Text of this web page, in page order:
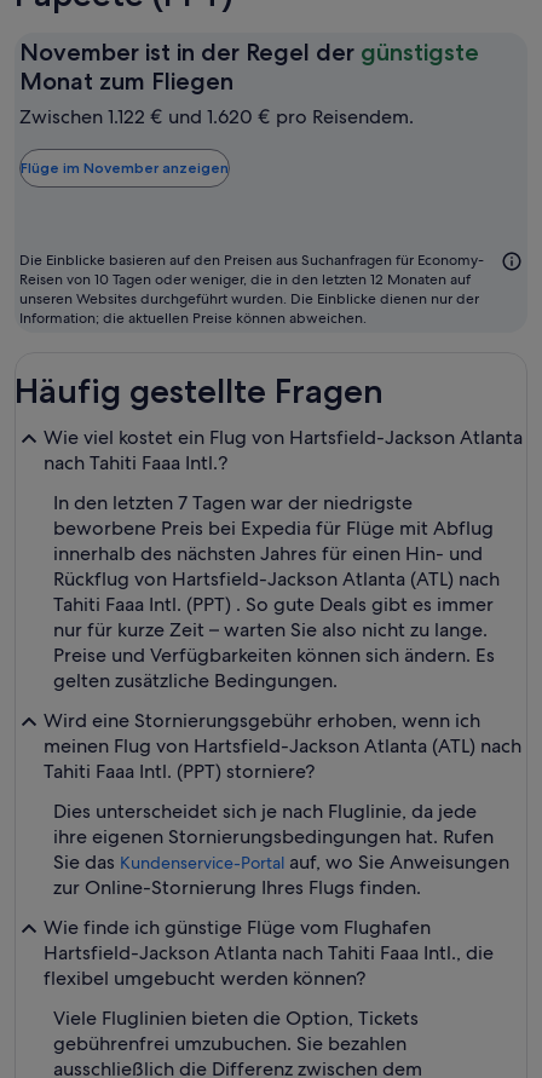
November ist in der Regel der günstigste
Monat zum Fliegen
ist
günstigste
Monat
zum
Zwischen 1.122 € und 1.620 € pro Reisendem.
Flüge im November anzeigen
Die Einblicke basieren auf den Preisen aus Suchanfragen für Economy-
Reisen von 10 Tagen oder weniger, die in den letzten 12 Monaten auf
unseren Websites durchgeführt wurden. Die Einblicke dienen nur der
Information; die aktuellen Preise können abweichen.
Häufig gestellte Fragen
Wie viel kostet ein Flug von Hartsfield-Jackson Atlanta
nach Tahiti Faaa Intl.?
In den letzten 7 Tagen war der niedrigste
beworbene Preis bei Expedia für Flüge mit Abflug
innerhalb des nächsten Jahres für einen Hin- und
Rückflug von Hartsfield-Jackson Atlanta (ATL) nach
Tahiti Faaa Intl. (PPT) . So gute Deals gibt es immer
nur für kurze Zeit – warten Sie also nicht zu lange.
Preise und Verfügbarkeiten können sich ändern. Es
gelten zusätzliche Bedingungen.
Wird eine Stornierungsgebühr erhoben, wenn ich
meinen Flug von Hartsfield-Jackson Atlanta (ATL) nach
Tahiti Faaa Intl. (PPT) storniere?
Dies unterscheidet sich je nach Fluglinie, da jede
ihre eigenen Stornierungsbedingungen hat. Rufen
Sie das Kundenservice-Portal auf, wo Sie Anweisungen
zur Online-Stornierung Ihres Flugs finden.
Wie finde ich günstige Flüge vom Flughafen
Hartsfield-Jackson Atlanta nach Tahiti Faaa Intl., die
flexibel umgebucht werden können?
Viele Fluglinien bieten die Option, Tickets
gebührenfrei umzubuchen. Sie bezahlen
ausschließlich die Differenz zwischen dem